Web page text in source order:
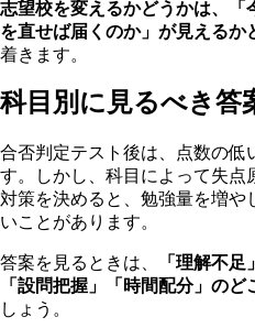
志望校を変えるかどうかは、「
を直せば届くのか」が見えるか
着きます。
科目別に見るべき答
合否判定テスト後は、点数の低
す。しかし、科目によって失点
対策を決めると、勉強量を増や
いことがあります。
答案を見るときは、
「理解不
「設問把握」「時間配分」のど
しょう。